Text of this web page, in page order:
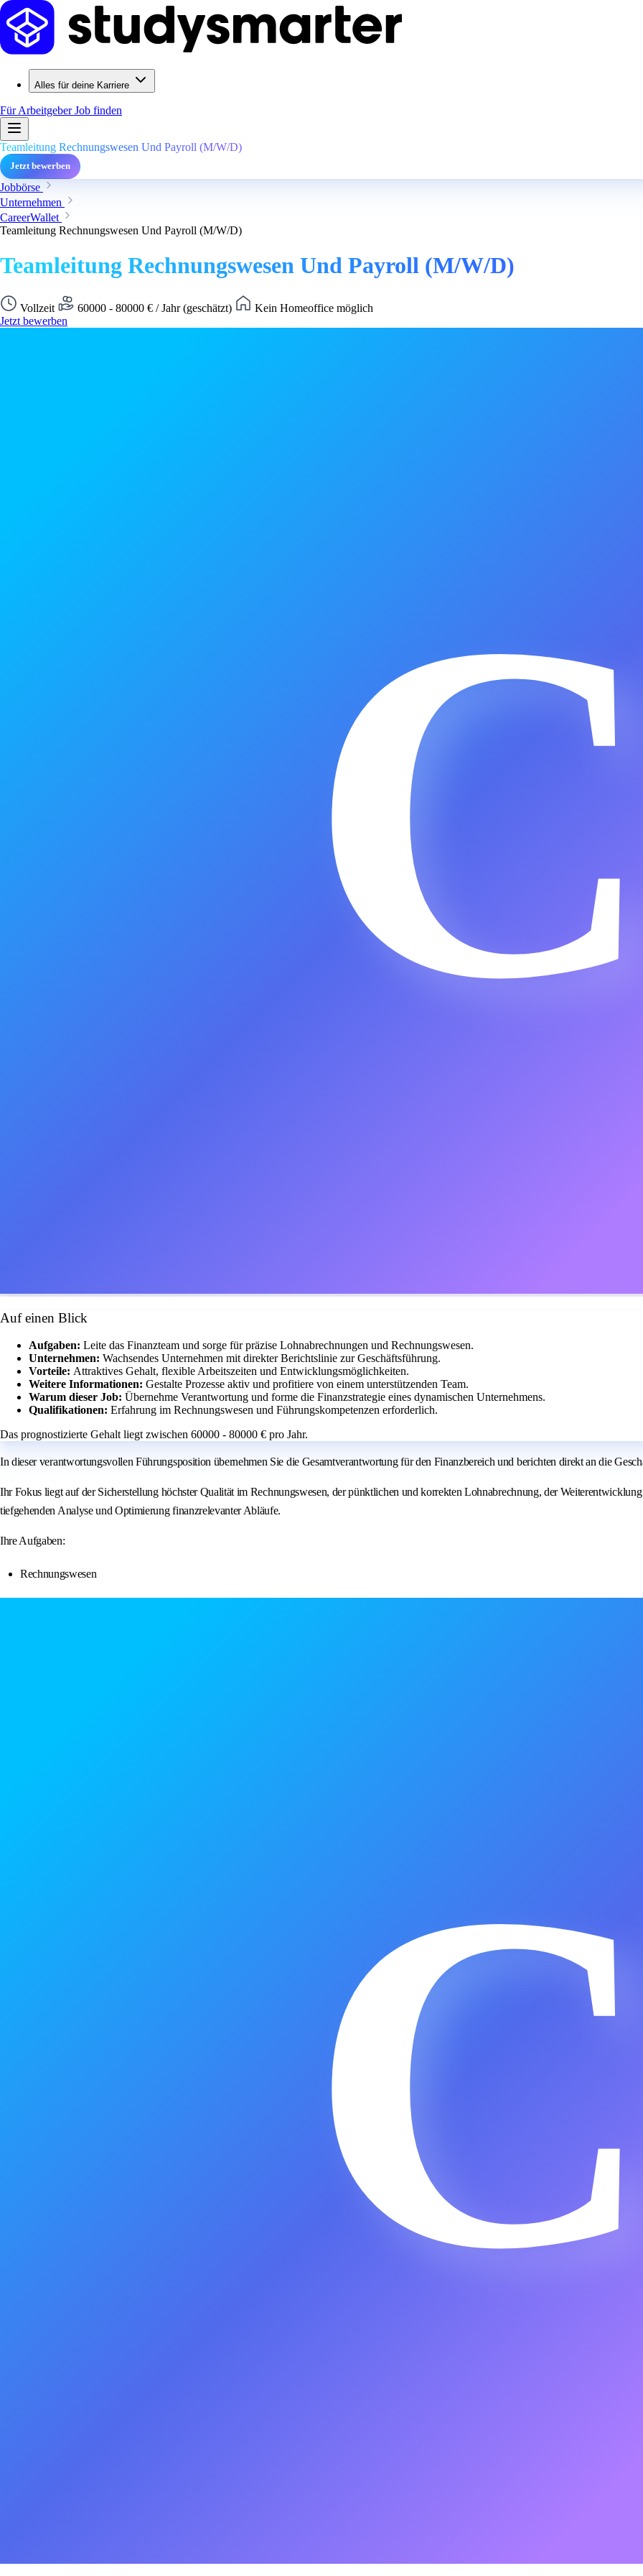
Alles für deine Karriere
Für ArbeitgeberJob finden
Teamleitung Rechnungswesen Und Payroll (M/W/D)
Jetzt bewerben
Jobbörse
Unternehmen
CareerWallet
Teamleitung Rechnungswesen Und Payroll (M/W/D)
Teamleitung Rechnungswesen Und Payroll (M/W/D)
Vollzeit 60000 - 80000 € / Jahr (geschätzt)
Kein Homeoffice möglich
Jetzt bewerben
Auf einen Blick
Aufgaben: Leite das Finanzteam und sorge für präzise Lohnabrechnungen und Rechnungswesen.
Unternehmen: Wachsendes Unternehmen mit direkter Berichtslinie zur Geschäftsführung.
Vorteile: Attraktives Gehalt, flexible Arbeitszeiten und Entwicklungsmöglichkeiten.
Weitere Informationen: Gestalte Prozesse aktiv und profitiere von einem unterstützenden Team.
Warum dieser Job: Übernehme Verantwortung und forme die Finanzstrategie eines dynamischen Unternehmens.
Qualifikationen: Erfahrung im Rechnungswesen und Führungskompetenzen erforderlich.
Das prognostizierte Gehalt liegt zwischen 60000 - 80000 € pro Jahr.
In dieser verantwortungsvollen Führungsposition übernehmen Sie die Gesamtverantwortung für den Finanzbereich und berichten direkt an die
Ihr Fokus liegt auf der Sicherstellung höchster Qualität im Rechnungswesen, der pünktlichen und korrekten Lohnabrechnung, der
tiefgehenden Analyse und Optimierung finanzrelevanter Abläufe.
Ihre Aufgaben:
Rechnungswesen